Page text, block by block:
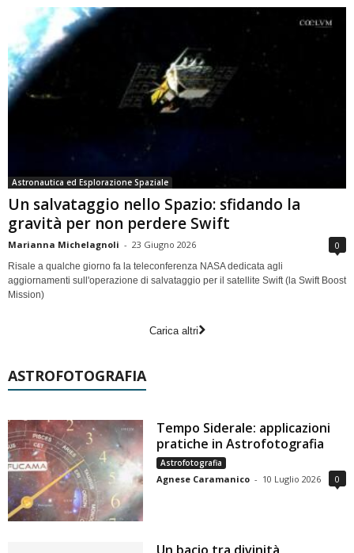
Astronautica ed Esplorazione Spaziale
Un salvataggio nello Spazio: sfidando la
gravità per non perdere Swift
Marianna Michelagnoli - 23 Giugno 2026 0
Risale a qualche giorno fa la teleconferenza NASA dedicata agli
aggiornamenti sull'operazione di salvataggio per il satellite Swift (la Swift Boost
Mission)
Carica altri
ASTROFOTOGRAFIA
Tempo Siderale: applicazioni
pratiche in Astrofotografia
Astrofotografia
Agnese Caramanico - 10 Luglio 2026 0